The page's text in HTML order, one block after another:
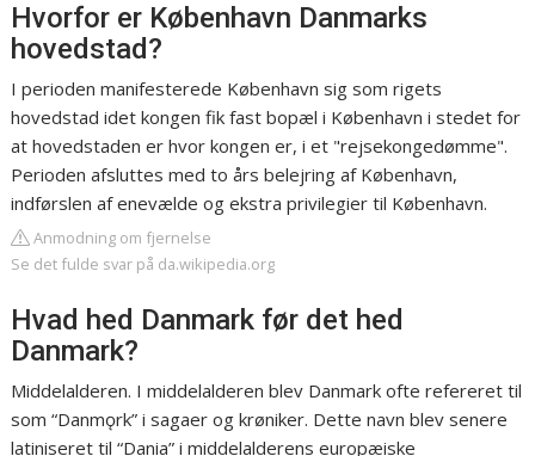
Hvorfor er København Danmarks
hovedstad?
I perioden manifesterede København sig som rigets
hovedstad idet kongen fik fast bopæl i København i stedet for
at hovedstaden er hvor kongen er, i et "rejsekongedømme".
Perioden afsluttes med to års belejring af København,
indførslen af enevælde og ekstra privilegier til København.
Anmodning om fjernelse
Se det fulde svar på da.wikipedia.org
Hvad hed Danmark før det hed
Danmark?
Middelalderen. I middelalderen blev Danmark ofte refereret til
som “Danmǫrk” i sagaer og krøniker. Dette navn blev senere
latiniseret til “Dania” i middelalderens europæiske